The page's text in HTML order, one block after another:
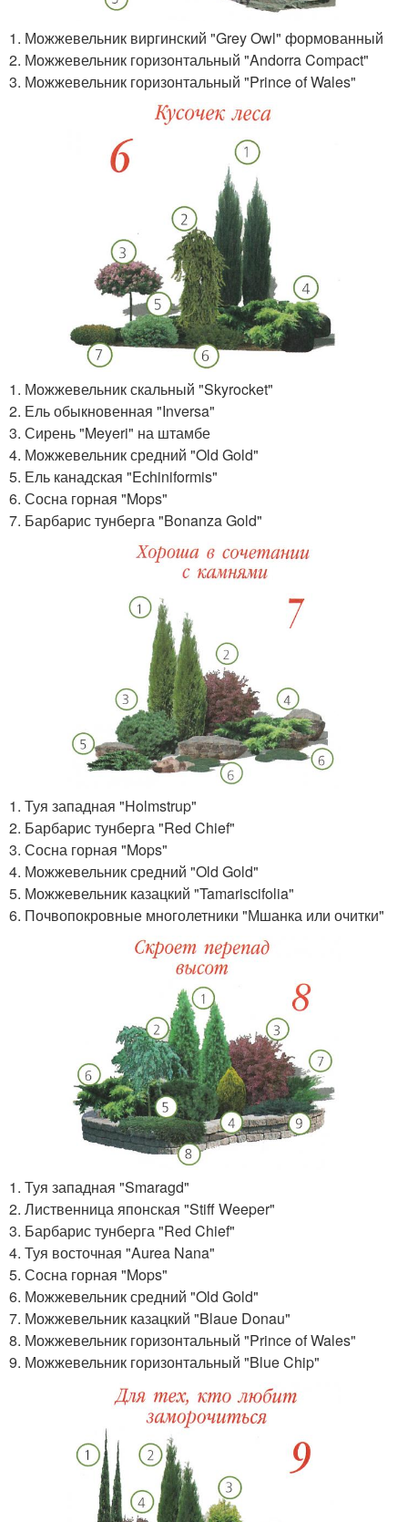
1. Можжевельник виргинский "Grey Owl" формованный
2. Можжевельник горизонтальный "Andorra Compact"
3. Можжевельник горизонтальный "Prince of Wales"
1. Можжевельник скальный "Skyrocket"
2. Ель обыкновенная "Inversa"
3. Сирень "Meyeri" на штамбе
4. Можжевельник средний "Old Gold"
5. Ель канадская "Echiniformis"
6. Сосна горная "Mops"
7. Барбарис тунберга "Bonanza Gold"
1. Туя западная "Holmstrup"
2. Барбарис тунберга "Red Chief"
3. Сосна горная "Mops"
4. Можжевельник средний "Old Gold"
5. Можжевельник казацкий "Tamariscifolia"
6. Почвопокровные многолетники "Мшанка или очитки"
1. Туя западная "Smaragd"
2. Лиственница японская "Stiff Weeper"
3. Барбарис тунберга "Red Chief"
4. Туя восточная "Aurea Nana"
5. Сосна горная "Mops"
6. Можжевельник средний "Old Gold"
7. Можжевельник казацкий "Blaue Donau"
8. Можжевельник горизонтальный "Prince of Wales"
9. Можжевельник горизонтальный "Blue Chip"